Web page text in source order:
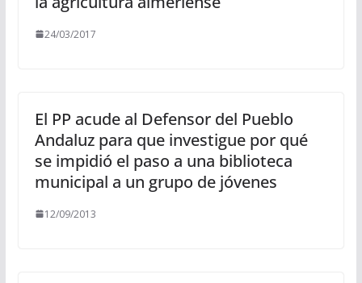
24/03/2017
El PP acude al Defensor del Pueblo
Andaluz para que investigue por qué
se impidió el paso a una biblioteca
municipal a un grupo de jóvenes
12/09/2013